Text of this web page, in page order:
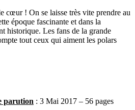
cœur ! On se laisse très vite prendre au
époque fascinante et dans la
historique. Les fans de la grande
tout ceux qui aiment les polars
parution : 3 Mai 2017 – 56 pages